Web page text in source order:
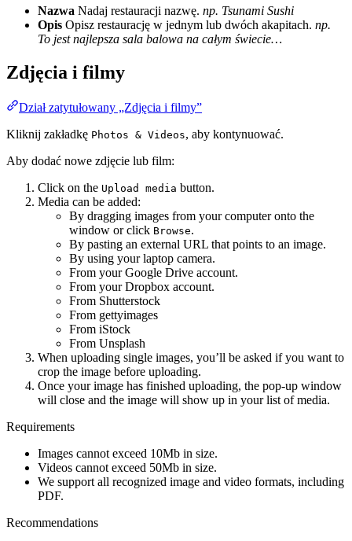
Nazwa Nadaj restauracji nazwę. np. Tsunami Sushi
Opis Opisz restaurację w jednym lub dwóch akapitach. np.
To jest najlepsza sala balowa na całym świecie…
Zdjęcia i filmy
Dział zatytułowany „Zdjęcia i filmy”
Kliknij zakładkę Photos & Videos, aby kontynuować.
Aby dodać nowe zdjęcie lub film:
Click on the Upload media button.
Media can be added:
By dragging images from your computer onto the
window or click Browse.
By pasting an external URL that points to an image.
By using your laptop camera.
From your Google Drive account.
From your Dropbox account.
From Shutterstock
From gettyimages
From iStock
From Unsplash
When uploading single images, you’ll be asked if you want to
crop the image before uploading.
Once your image has finished uploading, the pop-up window
will close and the image will show up in your list of media.
Requirements
Images cannot exceed 10Mb in size.
Videos cannot exceed 50Mb in size.
We support all recognized image and video formats, including
PDF.
Recommendations